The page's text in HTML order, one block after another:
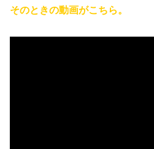
そのときの動画がこちら。